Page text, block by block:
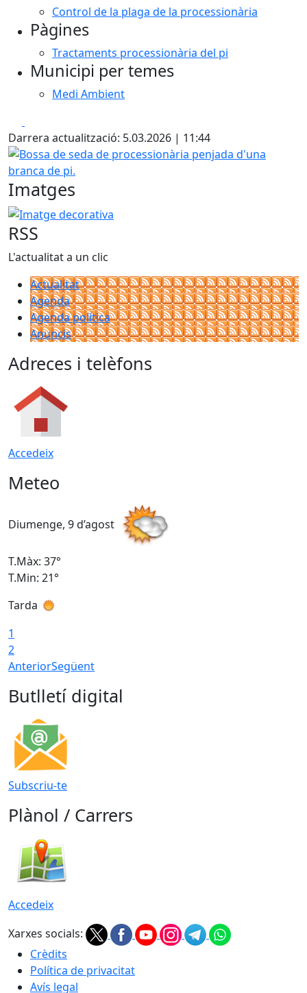
Control de la plaga de la processionària
Pàgines
Tractaments processionària del pi
Municipi per temes
Medi Ambient
Darrera actualització: 5.03.2026 | 11:44
Bossa de seda de processionària penjada d'una branca
Imatges
Imatge decorativa
RSS
L'actualitat a un clic
Actualitat
Agenda
Agenda política
Anuncis
Adreces i telèfons
Accedeix
Meteo
Diumenge, 9 d’agost
T.Màx: 37°
T.Min: 21°
Tarda
1
2
AnteriorSegüent
Butlletí digital
Subscriu-te
Plànol / Carrers
Accedeix
Xarxes socials:
Crèdits
Política de privacitat
Avís legal